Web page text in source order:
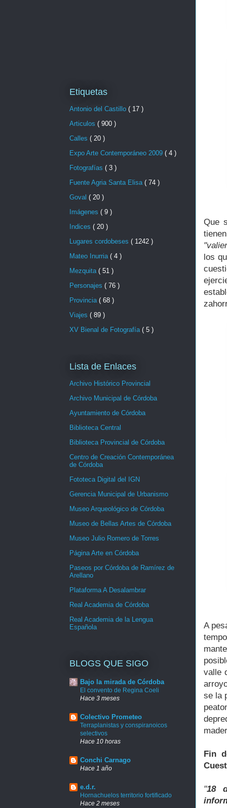
Que
los
A
valle
se la
Fin
"18
Etiquetas
Antonio del Castillo ( 17 )
Articulos ( 900 )
Calles ( 20 )
Expo Arte Contemporáneo 2009 ( 4 )
Fotografías ( 3 )
Fuente Agria Santa Elisa ( 74 )
Goval ( 20 )
Imágenes ( 9 )
Indices ( 20 )
Lugares cordobeses ( 1242 )
Mateo Inurria ( 4 )
Mezquita ( 51 )
Personajes ( 76 )
Provincia ( 68 )
Viajes ( 89 )
XV Bienal de Fotografía ( 5 )
Lista de Enlaces
Archivo Histórico Provincial
Archivo Municipal de Córdoba
Ayuntamiento de Córdoba
Biblioteca Central
Biblioteca Provincial de Córdoba
Centro de Creación Contemporánea
de Córdoba
Fototeca Digital del IGN
Gerencia Municipal de Urbanismo
Museo Arqueológico de Córdoba
Museo de Bellas Artes de Córdoba
Museo Julio Romero de Torres
Página Arte en Córdoba
Paseos por Córdoba de Ramírez de
Arellano
Plataforma A Desalambrar
Real Academia de Córdoba
Real Academia de la Lengua
Española
BLOGS QUE SIGO
Bajo la mirada de Córdoba
El convento de Regina Coeli
Hace 3 meses
Colectivo Prometeo
Terraplanistas y conspiranoicos
selectivos
Hace 10 horas
Conchi Carnago
Hace 1 año
e.d.r.
Hornachuelos territorio fortificado
Hace 2 meses